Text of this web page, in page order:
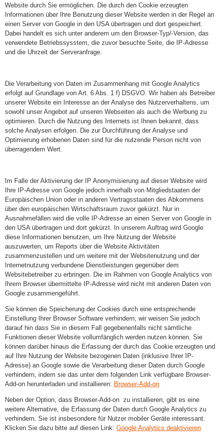
Website durch Sie ermöglichen. Die durch den Cookie erzeugten
Informationen über Ihre Benutzung dieser Website werden in der Regel an
einen Server von Google in den USA übertragen und dort gespeichert.
Dabei handelt es sich unter anderem um den Browser-Typ/-Version, das
verwendete Betriebssysstem, die zuvor besuchte Seite, die IP-Adresse
und die Uhrzeit der Serveranfrage.
Die Verarbeitung von Daten im Zusammenhang mit Google Analytics
erfolgt auf Grundlage von Art. 6 Abs. 1 f) DSGVO. Wir haben als Betreiber
unserer Website ein Interesse an der Analyse des Nutzerverhaltens, um
sowohl unser Angebot auf unseren Webseiten als auch die Werbung zu
optimieren. Durch die Nutzung des Internets ist Ihnen bekannt, dass
solche Analysen erfolgen. Die zur Durchführung der Analyse und
Optimierung erhobenen Daten sind für die nutzende Person nicht von
überragendem Wert.
Im Falle der Aktivierung der IP Anonymisierung auf dieser Website wird
Ihre IP-Adresse von Google jedoch innerhalb von Mitgliedstaaten der
Europäischen Union oder in anderen Vertragsstaaten des Abkommens
über den europäischen Wirtschaftsraum zuvor gekürzt. Nur in
Ausnahmefällen wird die volle IP-Adresse an einen Server von Google in
den USA übertragen und dort gekürzt. In unserem Auftrag wird Google
diese Informationen benutzen, um Ihre Nutzung der Website
auszuwerten, um Reports über die Website Aktivitäten
zusammenzustellen und um weitere mit der Websitenutzung und der
Internetnutzung verbundene Dienstleistungen gegenüber dem
Websitebetreiber zu erbringen. Die im Rahmen von Google Analytics von
Ihrem Browser übermittelte IP-Adresse wird nicht mit anderen Daten von
Google zusammengeführt.
Sie können die Speicherung der Cookies durch eine entsprechende
Einstellung Ihrer Browser Software verhindern; wir weisen Sie jedoch
darauf hin dass Sie in diesem Fall gegebenenfalls nicht sämtliche
Funktionen dieser Website vollumfänglich werden nutzen können. Sie
können darüber hinaus die Erfassung der durch das Cookie erzeugten und
auf Ihre Nutzung der Website bezogenen Daten (inklusive Ihrer IP-
Adresse) an Google sowie die Verarbeitung dieser Daten durch Google
verhindern, indem sie das unter dem folgenden Link verfügbare Browser-
Add-on herunterladen und installieren: Browser-Add-on
Neben der Option, dass Browser-Add-on zu installieren, gibt es eine
weitere Alternative, die Erfassung der Daten durch Google Analytics zu
verhindern. Sie ist insbesondere für Nutzer mobiler Geräte interessant.
Klicken Sie dazu bitte auf diesen Link: Google Analytics deaktivieren